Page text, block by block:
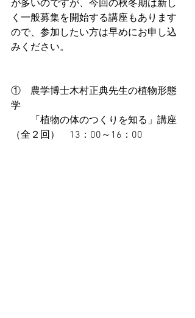
が多いのですが、今回の秋冬期は新し
く一般募集を開始する講座もあります
ので、参加したい方は早めにお申し込
みください。
①　農学博士木村正典先生の植物形態
学
「植物の体のつくりを知る」講座
（全２回）　13：00～16：00